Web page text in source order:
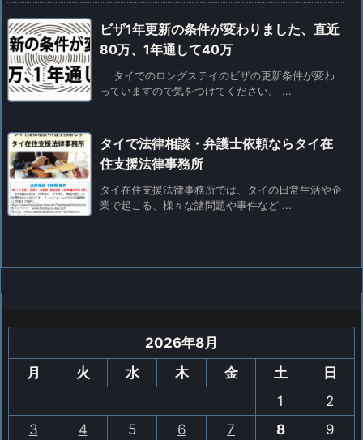
ビザ1年更新の条件が変わりました、直近
80万、1年通して40万
タイでのロングステイのビザの更新条件が変わ
っていますので気をつけてください。 ...
タイで法律相談・弁護士依頼ならタイ在
住支援法律事務所
タイ在住支援法律事務所では、タイの日常生活や企
業で起こる、様々な諸問題や事件など ...
2026年8月
月
火 水 木 金 土
日
1
2
3
4 5 6 7 8
9